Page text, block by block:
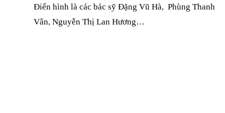
Điển hình là các bác sỹ Đặng Vũ Hà, Phùng Thanh
Vân, Nguyễn Thị Lan Hương…